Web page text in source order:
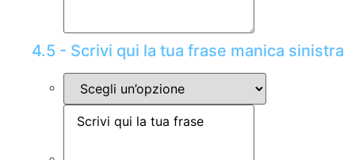
4.5 - Scrivi qui la tua frase manica sinistra